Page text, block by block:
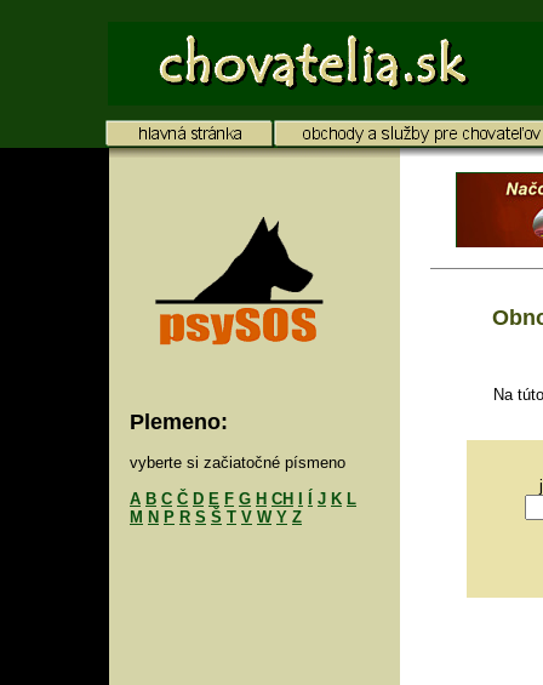
Plemeno:
vyberte si začiatočné písmeno
A B C Č D E F G H CH J K L
M N P R S Š T V W Y Z
Na